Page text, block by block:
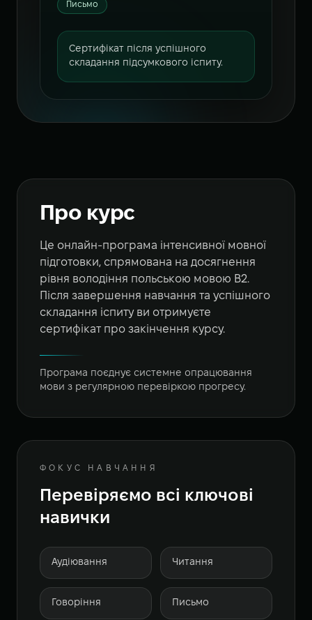
Письмо
Сертифікат після успішного
складання підсумкового іспиту.
Про курс
Це онлайн-програма інтенсивної мовної
підготовки, спрямована на досягнення
рівня володіння польською мовою B2.
Після завершення навчання та успішного
складання іспиту ви отримуєте
сертифікат про закінчення курсу.
Програма поєднує системне опрацювання
мови з регулярною перевіркою прогресу.
ФОКУС НАВЧАННЯ
Перевіряємо всі ключові
навички
Аудіювання Читання
Говоріння Письмо